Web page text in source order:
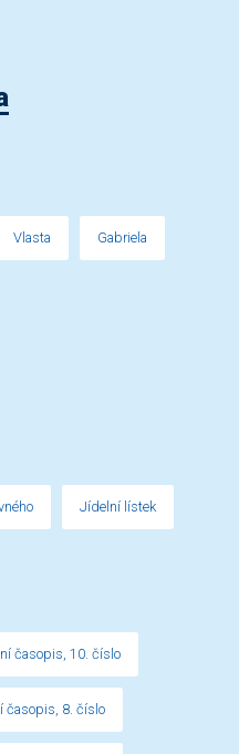
Vlasta Gabriela
Jídelní lístek
časopis, 10. číslo
časopis, 8. číslo